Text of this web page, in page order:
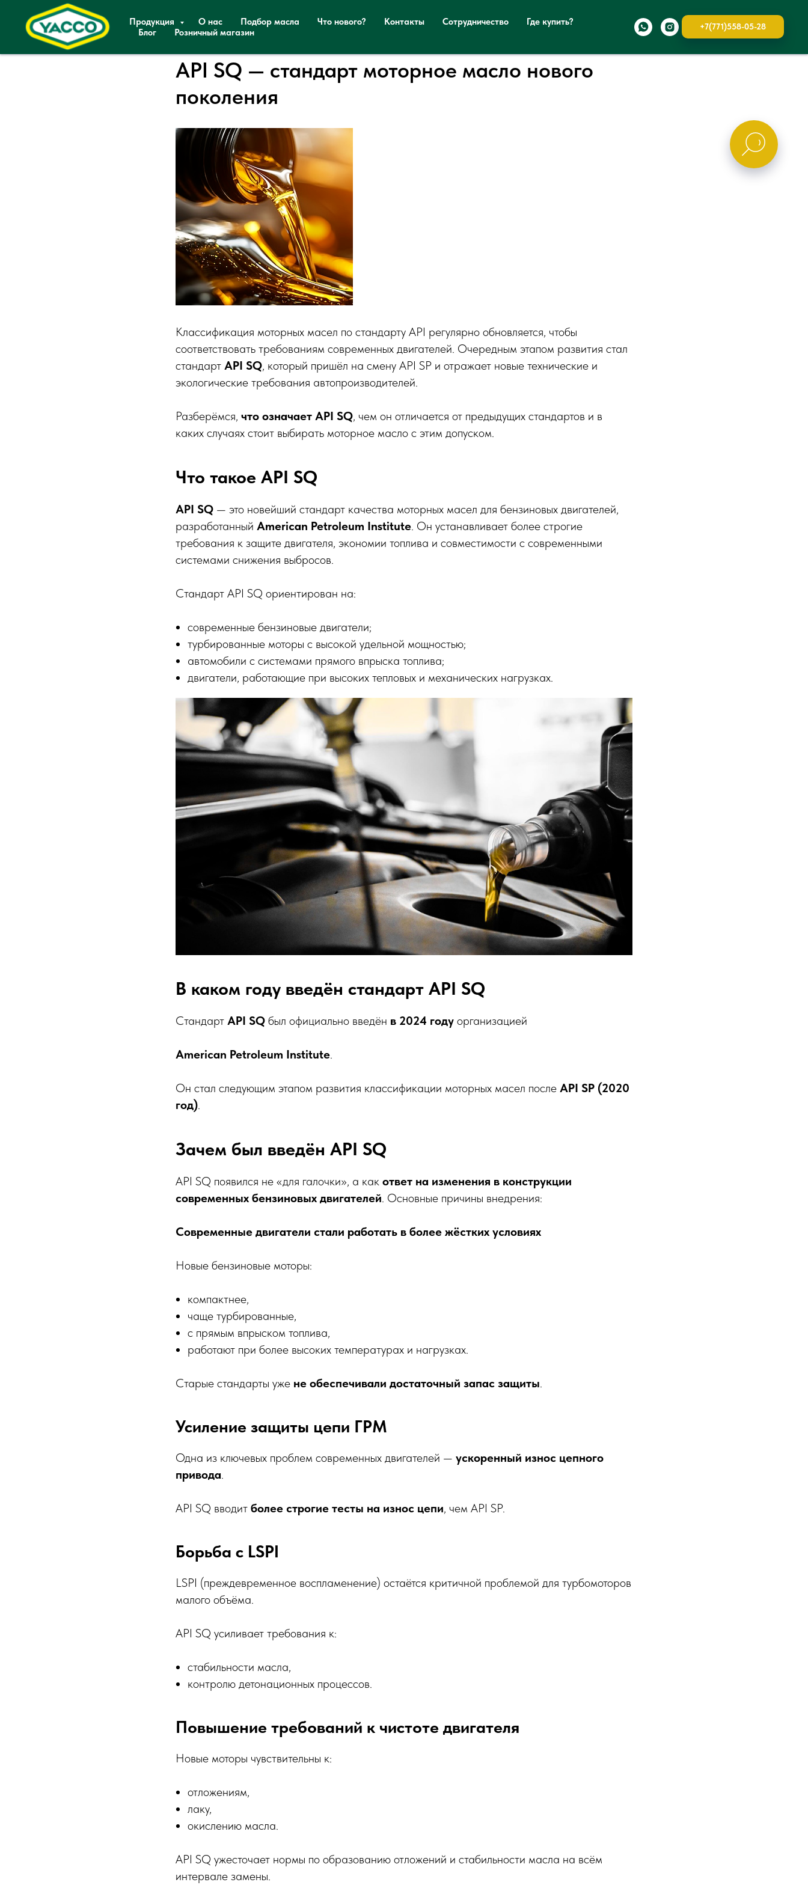
Продукция О нас Подбор масла Что нового? Контакты Сотрудничество
Где купить?
Блог
Розничный магазин
+7(771)558-05-28
API SQ — стандарт моторное масло нового
поколения
Классификация моторных масел по стандарту API регулярно обновляется, чтобы
соответствовать требованиям современных двигателей. Очередным этапом развития стал
стандарт API SQ, который пришёл на смену API SP и отражает новые технические и
экологические требования автопроизводителей.
Разберёмся, что означает API SQ, чем он отличается от предыдущих стандартов и в
каких случаях стоит выбирать моторное масло с этим допуском.
Что такое API SQ
API SQ — это новейший стандарт качества моторных масел для бензиновых двигателей,
разработанный American Petroleum Institute. Он устанавливает более строгие
требования к защите двигателя, экономии топлива и совместимости с современными
системами снижения выбросов.
Стандарт API SQ ориентирован на:
современные бензиновые двигатели;
турбированные моторы с высокой удельной мощностью;
автомобили с системами прямого впрыска топлива;
двигатели, работающие при высоких тепловых и механических нагрузках.
В каком году введён стандарт API SQ
Стандарт API SQ был официально введён в 2024 году организацией
American Petroleum Institute.
Он стал следующим этапом развития классификации моторных масел после API SP (2020
год).
Зачем был введён API SQ
API SQ появился не «для галочки», а как ответ на изменения в конструкции
современных бензиновых двигателей. Основные причины внедрения:
Современные двигатели стали работать в более жёстких условиях
Новые бензиновые моторы:
компактнее,
чаще турбированные,
с прямым впрыском топлива,
работают при более высоких температурах и нагрузках.
Старые стандарты уже не обеспечивали достаточный запас защиты.
Усиление защиты цепи ГРМ
Одна из ключевых проблем современных двигателей — ускоренный износ цепного
привода.
API SQ вводит более строгие тесты на износ цепи, чем API SP.
Борьба с LSPI
LSPI (преждевременное воспламенение) остаётся критичной проблемой для турбомоторов
малого объёма.
API SQ усиливает требования к:
стабильности масла,
контролю детонационных процессов.
Повышение требований к чистоте двигателя
Новые моторы чувствительны к:
отложениям,
лаку,
окислению масла.
API SQ ужесточает нормы по образованию отложений и стабильности масла на всём
интервале замены.